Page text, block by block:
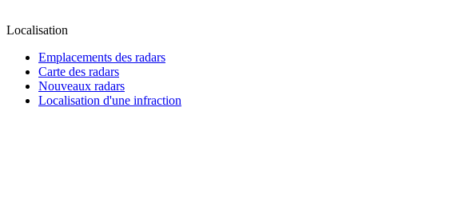
Localisation
Emplacements des radars
Carte des radars
Nouveaux radars
Localisation d'une infraction